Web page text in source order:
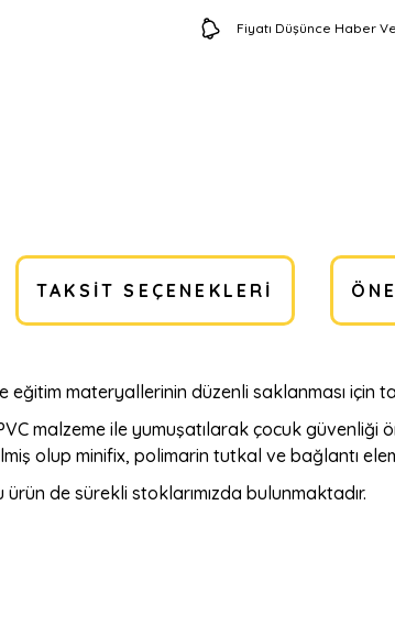
Fiyatı Düşünce Haber
TAKSIT SEÇENEKLERI
eğitim materyallerinin düzenli saklanması için
malzeme ile yumuşatılarak çocuk güvenliği
olup minifix, polimarin tutkal ve bağlantı
de sürekli stoklarımızda bulunmaktadır.